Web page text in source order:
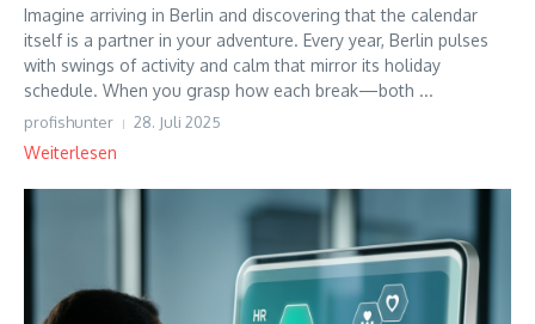
Imagine arriving in Berlin and discovering that the calendar
itself is a partner in your adventure. Every year, Berlin pulses
with swings of activity and calm that mirror its holiday
schedule. When you grasp how each break—both ...
profishunter 28. Juli 2025
Weiterlesen